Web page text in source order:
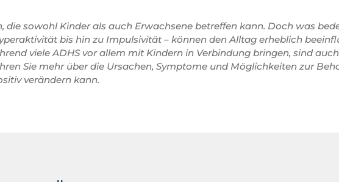
sowohl Kinder als auch Erwachsene betreffen kann. Doch was
bis hin zu Impulsivität – können den Alltag erheblich
viele ADHS vor allem mit Kindern in Verbindung bringen, sind
Sie mehr über die Ursachen, Symptome und Möglichkeiten zur
verändern kann.